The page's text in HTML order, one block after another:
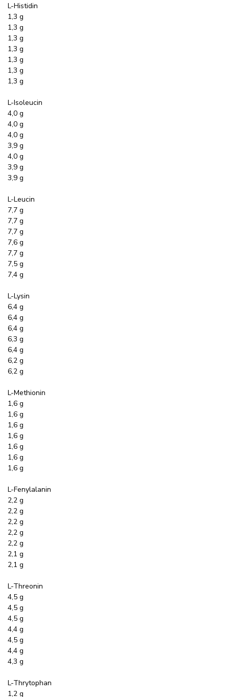
L-Histidin
1,3 g
1,3 g
1,3 g
1,3 g
1,3 g
1,3 g
1,3 g
L-Isoleucin
4,0 g
4,0 g
4,0 g
3,9 g
4,0 g
3,9 g
3,9 g
L-Leucin
7,7 g
7,7 g
7,7 g
7,6 g
7,7 g
7,5 g
7,4 g
L-Lysin
6,4 g
6,4 g
6,4 g
6,3 g
6,4 g
6,2 g
6,2 g
L-Methionin
1,6 g
1,6 g
1,6 g
1,6 g
1,6 g
1,6 g
1,6 g
L-Fenylalanin
2,2 g
2,2 g
2,2 g
2,2 g
2,2 g
2,1 g
2,1 g
L-Threonin
4,5 g
4,5 g
4,5 g
4,4 g
4,5 g
4,4 g
4,3 g
L-Thrytophan
1,2 g